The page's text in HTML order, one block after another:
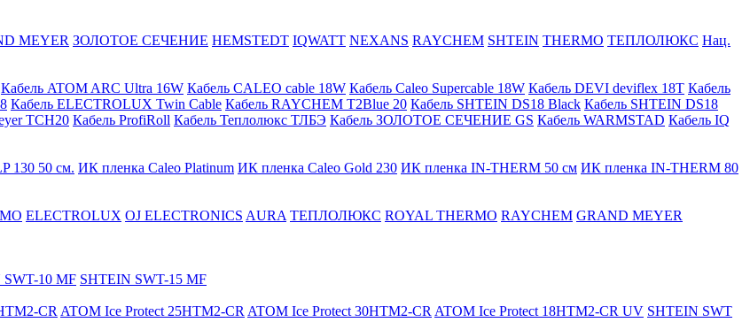
MEYER ЗОЛОТОЕ СЕЧЕНИЕ HEMSTEDT IQWATT NEXANS RAYCHEM SHTEIN THERMO ТЕПЛОЛЮКС Нац.
Кабель ATOM ARC Ultra 16W Кабель CALEO cable 18W Кабель Caleo Supercable 18W Кабель DEVI deviflex 18T Кабель
Кабель ELECTROLUX Twin Cable Кабель RAYCHEM T2Blue 20 Кабель SHTEIN DS18 Black Кабель SHTEIN DS18
TCH20 Кабель ProfiRoll Кабель Теплолюкс ТЛБЭ Кабель ЗОЛОТОЕ СЕЧЕНИЕ GS Кабель WARMSTAD Кабель IQ
130 50 cм. ИК пленка Caleo Platinum ИК пленка Caleo Gold 230 ИК пленка IN-THERM 50 см ИК пленка IN-THERM 80
ELECTROLUX OJ ELECTRONICS AURA ТЕПЛОЛЮКС ROYAL THERMO RAYCHEM GRAND MEYER
SWT-10 MF SHTEIN SWT-15 MF
CR ATOM Ice Protect 25HTM2-CR ATOM Ice Protect 30HTM2-CR ATOM Ice Protect 18HTM2-CR UV SHTEIN SWT